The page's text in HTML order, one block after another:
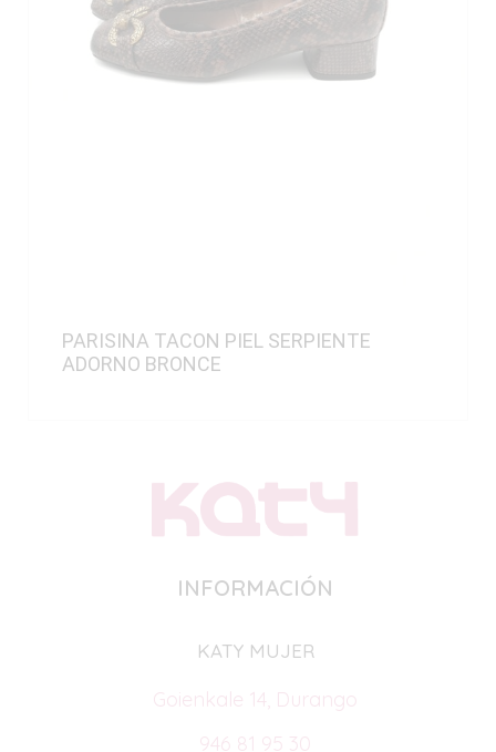
PARISINA TACON PIEL SERPIENTE
ADORNO BRONCE
INFORMACIÓN
KATY MUJER
Goienkale 14, Durango
946 81 95 30